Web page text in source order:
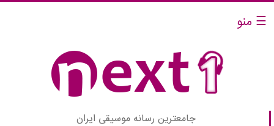
☰ منو
جامعترین رسانه موسیقی ایران